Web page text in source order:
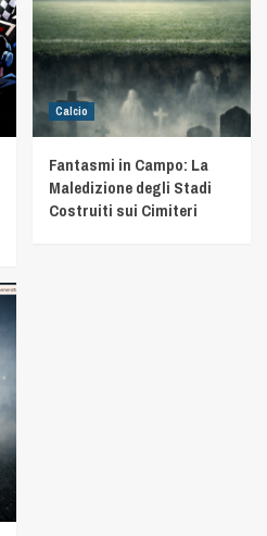
Calcio
Fantasmi in Campo: La
Maledizione degli Stadi
Costruiti sui Cimiteri